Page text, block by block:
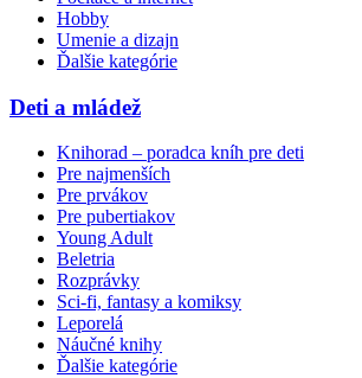
Hobby
Umenie a dizajn
Ďalšie kategórie
Deti a mládež
Knihorad – poradca kníh pre deti
Pre najmenších
Pre prvákov
Pre pubertiakov
Young Adult
Beletria
Rozprávky
Sci-fi, fantasy a komiksy
Leporelá
Náučné knihy
Ďalšie kategórie